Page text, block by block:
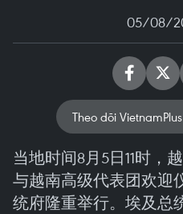
05/08/
Theo dõi VietnamPlus
当地时间8月5日11时，
与越南高级代表团欢迎
统府隆重举行。埃及总